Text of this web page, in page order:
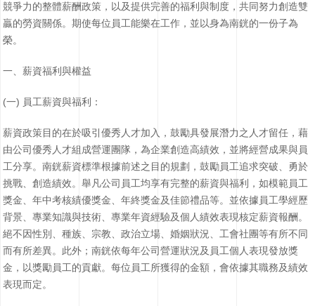
競爭力的整體薪酬政策，以及提供完善的福利與制度，共同努力創造雙
贏的勞資關係。期使每位員工能樂在工作，並以身為南銧的一份子為
榮。
一、薪資福利與權益
(一) 員工薪資與福利：
薪資政策目的在於吸引優秀人才加入，鼓勵具發展潛力之人才留任，藉
由公司優秀人才組成營運團隊，為企業創造高績效，並將經營成果與員
工分享。南銧薪資標準根據前述之目的規劃，鼓勵員工追求突破、勇於
挑戰、創造績效。舉凡公司員工均享有完整的薪資與福利，如模範員工
獎金、年中考核績優獎金、年終獎金及佳節禮品等。並依據員工學經歷
背景、專業知識與技術、專業年資經驗及個人績效表現核定薪資報酬。
絕不因性別、種族、宗教、政治立場、婚姻狀況、工會社團等有所不同
而有所差異。此外；南銧依每年公司營運狀況及員工個人表現發放獎
金，以獎勵員工的貢獻。每位員工所獲得的金額，會依據其職務及績效
表現而定。